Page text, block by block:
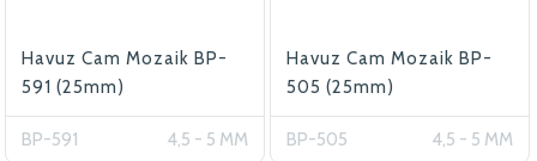
Havuz Cam Mozaik BP-
591 (25mm)
BP-591 4,5 - 5 MM
Havuz Cam Mozaik BP-
505 (25mm)
BP-505 4,5 - 5 MM